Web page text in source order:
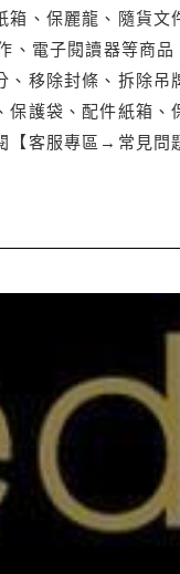
箱、保麗龍、隨貨文
、電子閱讀器等商
、移除封條、拆除
保護袋、配件紙箱、
【客服專區→常見問